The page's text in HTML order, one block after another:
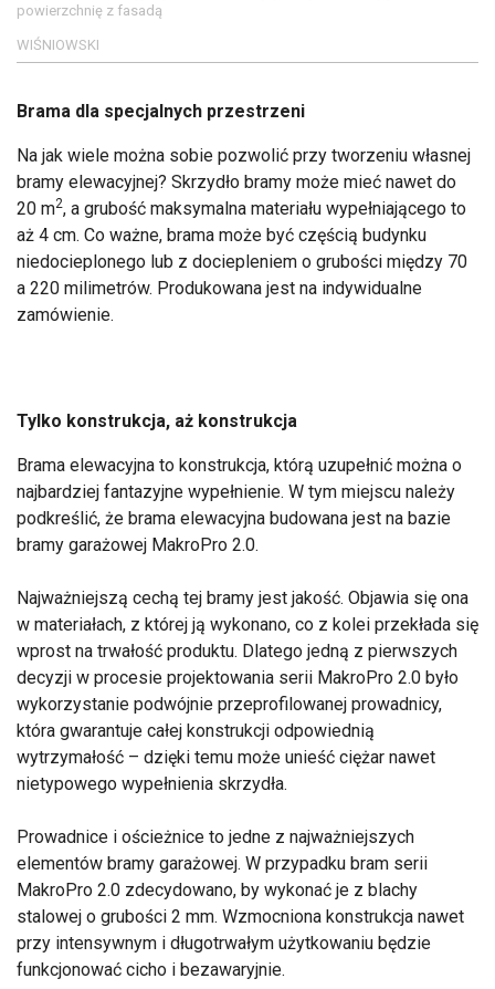
powierzchnię z fasadą
WIŚNIOWSKI
Brama dla specjalnych przestrzeni
Na jak wiele można sobie pozwolić przy tworzeniu własnej
bramy elewacyjnej? Skrzydło bramy może mieć nawet do
20 m2, a grubość maksymalna materiału wypełniającego to
aż 4 cm. Co ważne, brama może być częścią budynku
niedocieplonego lub z dociepleniem o grubości między 70
a 220 milimetrów. Produkowana jest na indywidualne
zamówienie.
Tylko konstrukcja, aż konstrukcja
Brama elewacyjna to konstrukcja, którą uzupełnić można o
najbardziej fantazyjne wypełnienie. W tym miejscu należy
podkreślić, że brama elewacyjna budowana jest na bazie
bramy garażowej MakroPro 2.0.
Najważniejszą cechą tej bramy jest jakość. Objawia się ona
w materiałach, z której ją wykonano, co z kolei przekłada się
wprost na trwałość produktu. Dlatego jedną z pierwszych
decyzji w procesie projektowania serii MakroPro 2.0 było
wykorzystanie podwójnie przeprofilowanej prowadnicy,
która gwarantuje całej konstrukcji odpowiednią
wytrzymałość – dzięki temu może unieść ciężar nawet
nietypowego wypełnienia skrzydła.
Prowadnice i ościeżnice to jedne z najważniejszych
elementów bramy garażowej. W przypadku bram serii
MakroPro 2.0 zdecydowano, by wykonać je z blachy
stalowej o grubości 2 mm. Wzmocniona konstrukcja nawet
przy intensywnym i długotrwałym użytkowaniu będzie
funkcjonować cicho i bezawaryjnie.